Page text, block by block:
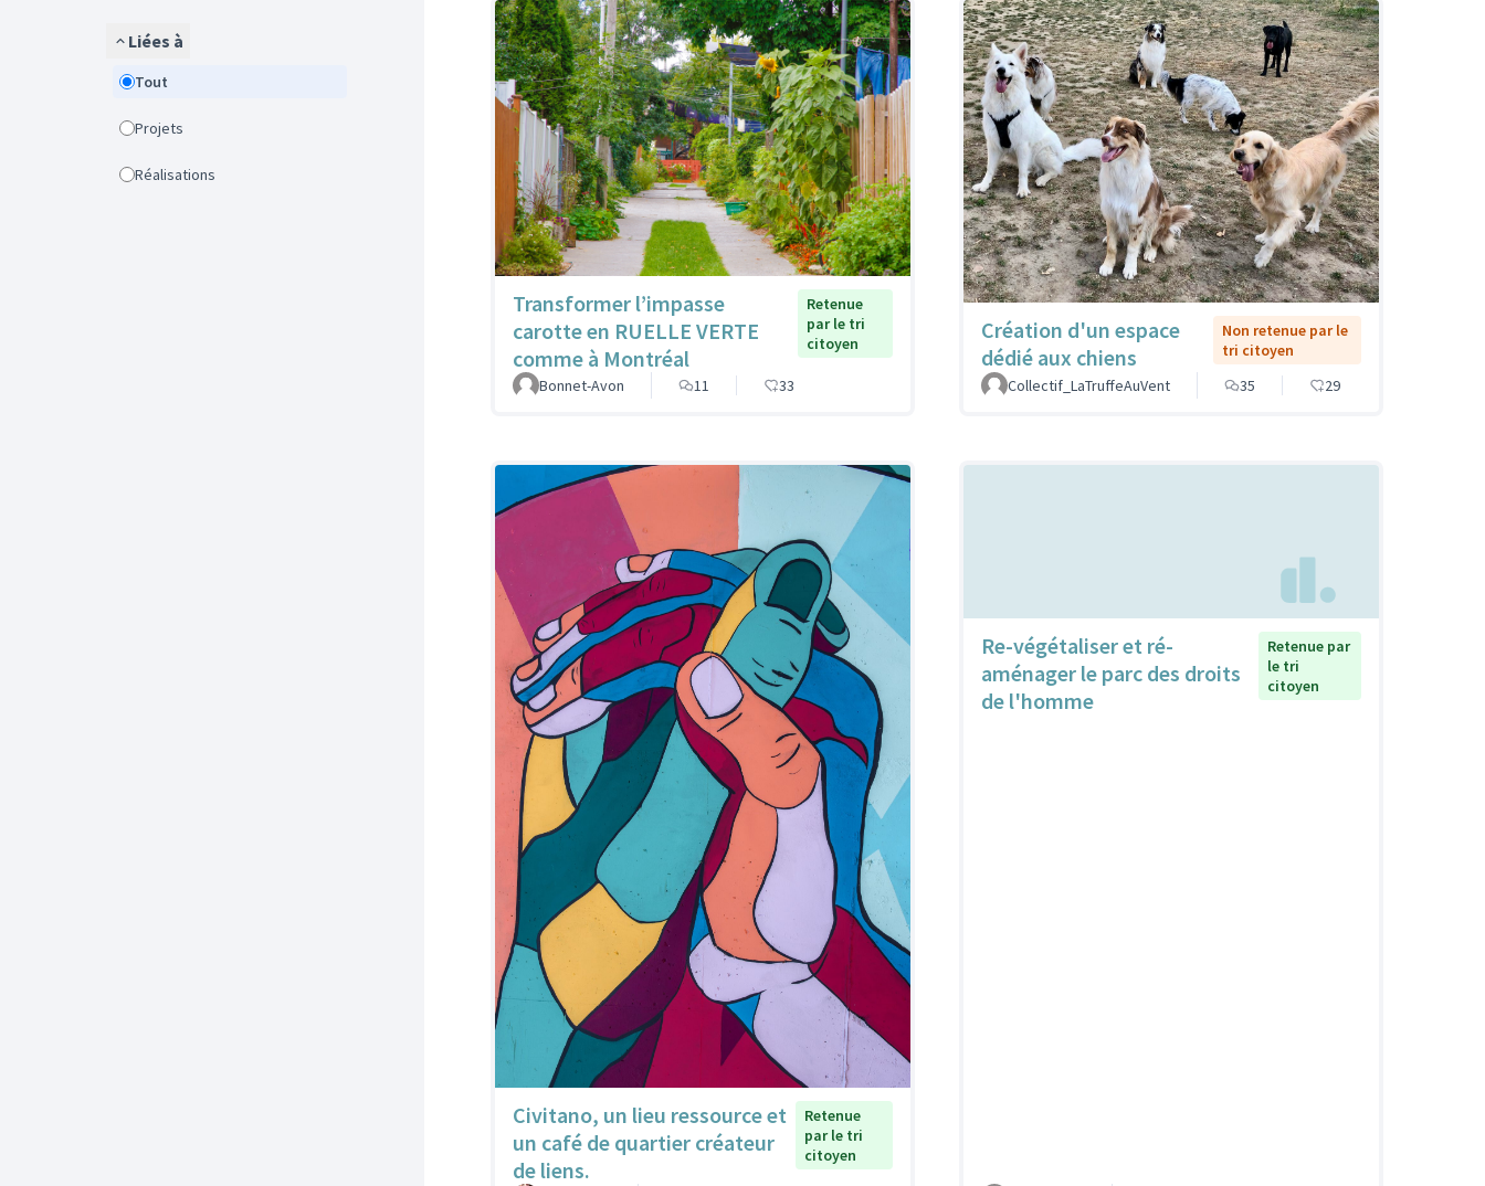
Liées à
Tout
Projets
Réalisations
Transformer l’impasse
carotte en RUELLE VERTE
comme à Montréal
Retenue
par le tri
citoyen
Bonnet-Avon 11 33
Création d'un espace
dédié aux chiens
Non retenue par le
tri citoyen
Collectif_LaTruffeAuVent
35 29
Civitano, un lieu ressource et
un café de quartier créateur
de liens.
Retenue
par le tri
citoyen
Re-végétaliser et ré-
aménager le parc des droits
de l'homme
Retenue par
le tri
citoyen